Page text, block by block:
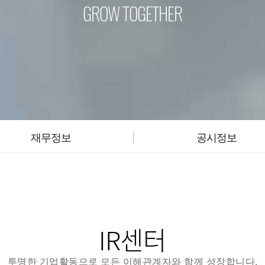
GROW TOGETHER
재무정보 공시정보
IR센터
투명한 기업활동으로 모든 이해관계자와 함께 성장합니다.